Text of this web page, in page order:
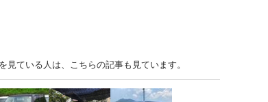
ている人は、こちらの記事も見ています。